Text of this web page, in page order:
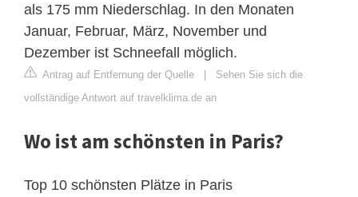
als 175 mm Niederschlag. In den Monaten
Januar, Februar, März, November und
Dezember ist Schneefall möglich.
Antrag auf Entfernung der Quelle | Sehen Sie sich die
vollständige Antwort auf travelklima.de an
Wo ist am schönsten in Paris?
Top 10 schönsten Plätze in Paris